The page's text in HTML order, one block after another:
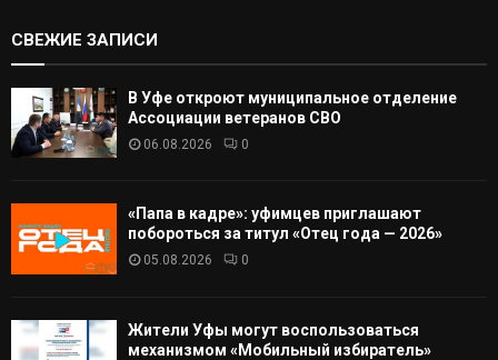
СВЕЖИЕ ЗАПИСИ
В Уфе откроют муниципальное отделение
Ассоциации ветеранов СВО
06.08.2026 0
«Папа в кадре»: уфимцев приглашают
побороться за титул «Отец года — 2026»
05.08.2026 0
Жители Уфы могут воспользоваться
механизмом «Мобильный избиратель»